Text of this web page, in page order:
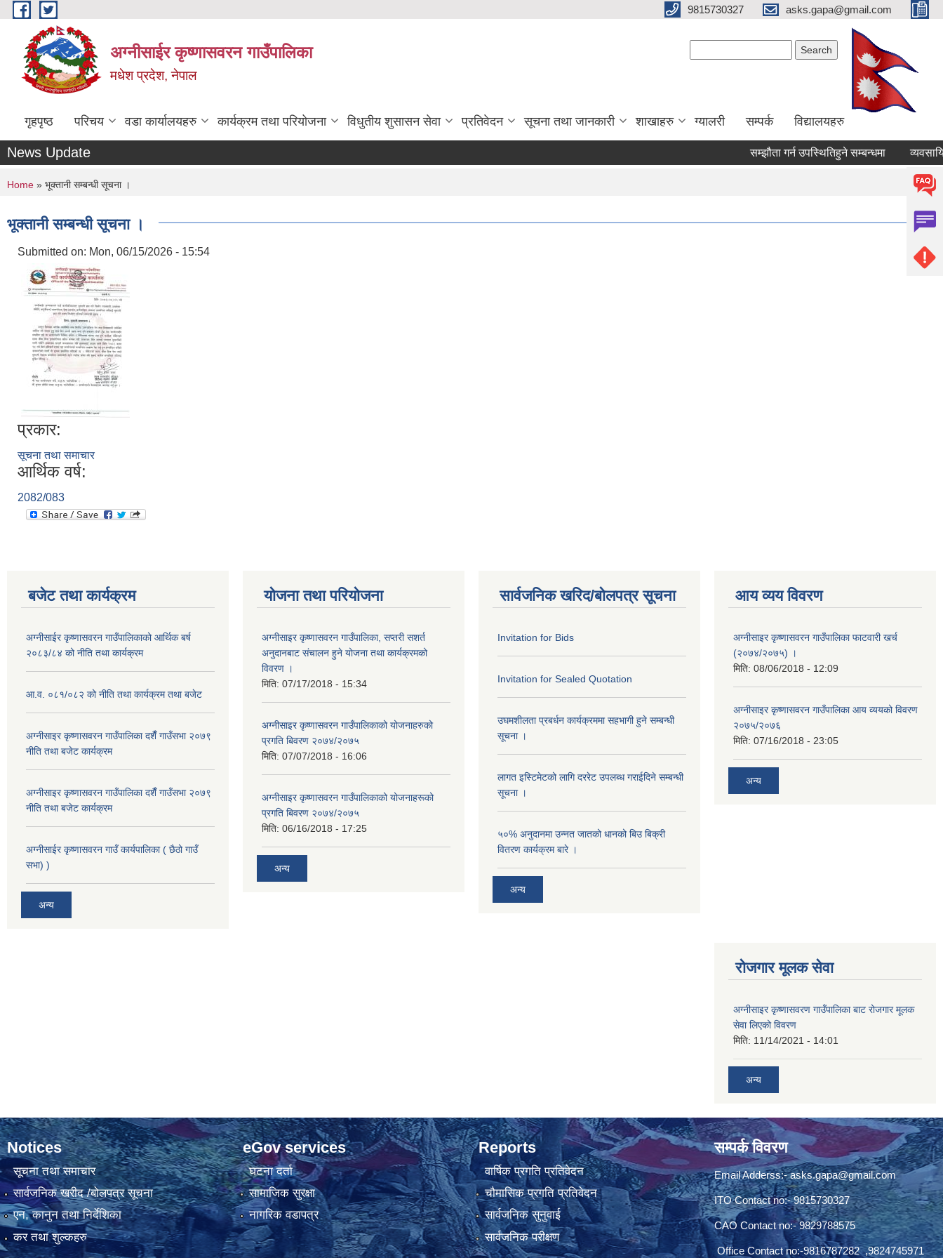
Skip to main content 9815730327 asks.gapa@gmail.com
अग्नीसाईर कृष्णासवरन गाउँपालिका
मधेश प्रदेश, नेपाल
गृहपृष्ठ परिचय वडा कार्यालयहरु कार्यक्रम तथा परियोजना विधुतीय शुसासन सेवा प्रतिवेदन सूचना तथा जानकारी शाखाहरु ग्यालरी सम्पर्क विद्यालयहरु
News Update सम्झौता गर्न उपस्थितिहुने सम्बन्धमा
You are here
Home » भूक्तानी सम्बन्धी सूचना ।
भूक्तानी सम्बन्धी सूचना ।
Submitted on: Mon, 06/15/2026 - 15:54
प्रकार:
सूचना तथा समाचार
आर्थिक वर्ष:
2082/083
बजेट तथा कार्यक्रम
अग्नीसाईर कृष्णासवरन गाउँपालिकाको आर्थिक बर्ष
२०८३/८४ को नीति तथा कार्यक्रम
आ.व. ०८१/०८२ को नीति तथा कार्यक्रम तथा बजेट
अग्नीसाइर कृष्णासवरन गाउँपालिका दशैँ गाउँसभा २०७९
नीति तथा बजेट कार्यक्रम
अग्नीसाइर कृष्णासवरन गाउँपालिका दशैँ गाउँसभा २०७९
नीति तथा बजेट कार्यक्रम
अग्नीसाईर कृष्णासवरन गाउँ कार्यपालिका ( छैठो गाउँ
सभा) )
अन्य
योजना तथा परियोजना
अग्नीसाइर कृष्णासवरन गाउँपालिका, सप्तरी सशर्त
अनुदानबाट संचालन हुने योजना तथा कार्यक्रमको
विवरण ।
मिति: 07/17/2018 - 15:34
अग्नीसाइर कृष्णासवरन गाउँपालिकाको योजनाहरुको
प्रगति बिवरण २०७४/२०७५
मिति: 07/07/2018 - 16:06
अग्नीसाइर कृष्णासवरन गाउँपालिकाको योजनाहरूको
प्रगति बिवरण २०७४/२०७५
मिति: 06/16/2018 - 17:25
अन्य
सार्वजनिक खरिद/बोलपत्र सूचना
Invitation for Bids
Invitation for Sealed Quotation
उघमशीलता प्रबर्धन कार्यक्रममा सहभागी हुने सम्बन्धी
सूचना ।
लागत इस्टिमेटको लागि दररेट उपलब्ध गराईदिने सम्बन्धी
सूचना ।
५०% अनुदानमा उन्नत जातको धानको बिउ बिक्री
वितरण कार्यक्रम बारे ।
अन्य
आय व्यय विवरण
अग्नीसाइर कृष्णासवरन गाउँपालिका फाटवारी खर्च
(२०७४/२०७५) ।
मिति: 08/06/2018 - 12:09
अग्नीसाइर कृष्णासवरन गाउँपालिका आय व्ययको विवरण
२०७५/२०७६
मिति: 07/16/2018 - 23:05
अन्य
रोजगार मूलक सेवा
अग्नीसाइर कृष्णासवरण गाउँपालिका बाट रोजगार मूलक
सेवा लिएको विवरण
मिति: 11/14/2021 - 14:01
अन्य
Notices
सूचना तथा समाचार
सार्वजनिक खरीद /बोलपत्र सूचना
एन, कानुन तथा निर्देशिका
कर तथा शुल्कहरु
eGov services
घटना दर्ता
सामाजिक सुरक्षा
नागरिक वडापत्र
Reports
वार्षिक प्रगति प्रतिवेदन
चौमासिक प्रगति प्रतिवेदन
सार्वजनिक सुनुवाई
सार्वजनिक परीक्षण
सम्पर्क विवरण
Email Adderss:-asks.gapa@gmail.com
ITO Contact no:- 9815730327
CAO Contact no:- 9829788575
Office Contact no:-9816787282 ,9824745971